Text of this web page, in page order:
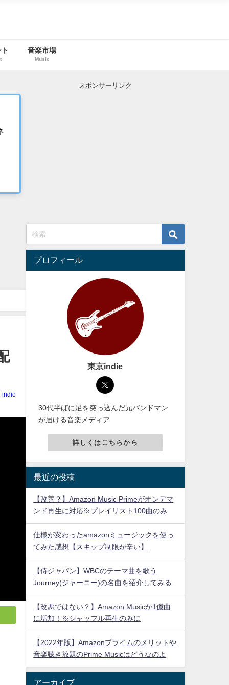
音楽市場
Music
indie
スポンサーリンク
プロフィール
東京indie
30代半ばに足を突っ込んだ元バンドマン
が届ける音楽メディア
詳しくはこちらから
最近の投稿
【改善？】Amazon Music Primeがオンデマ
ンド再生に対応※プレイリスト100曲のみ
仕様が変わったamazonミュージックを使っ
てみた感想【スキップ制限が辛い】
【侍ジャパン】WBCのテーマ曲を歌う
Journey(ジャーニー)の名曲を紹介してみる
【改悪ではない？】Amazon Musicが1億曲
に増加！※シャッフル再生のみに
【2022年版】Amazonプライムのメリットや
音楽聴き放題のPrime Musicはどうなのよ
アーカイブ